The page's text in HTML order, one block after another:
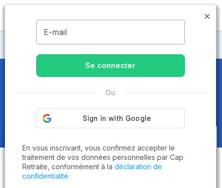
MENU
Maisons de retraite Manche
Maisons de retraite et EHPAD
Graignes-Mesnil-Angot (50620)
Obtenez le
comparatif des
établissementsadaptés à vos
critères en 3 minutes !
E-mail
Se connecter
Ou
En vous inscrivant, vous confirmez accepter le
traitement de vos données personnelles par Cap
Retraite, conformément à la déclaration de
confidentialité